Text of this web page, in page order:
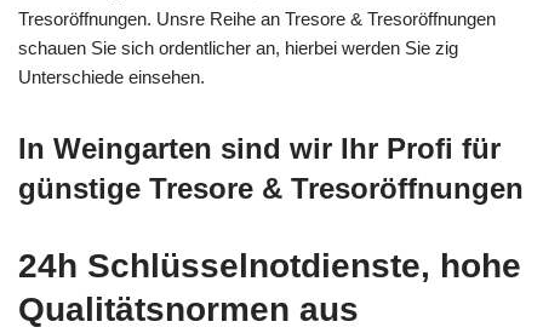
Tresoröffnungen. Unsre Reihe an Tresore & Tresoröffnungen
schauen Sie sich ordentlicher an, hierbei werden Sie zig
Unterschiede einsehen.
In Weingarten sind wir Ihr Profi für
günstige Tresore & Tresoröffnungen
24h Schlüsselnotdienste, hohe
Qualitätsnormen aus